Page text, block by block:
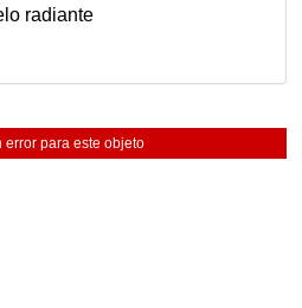
radiante
error para este objeto